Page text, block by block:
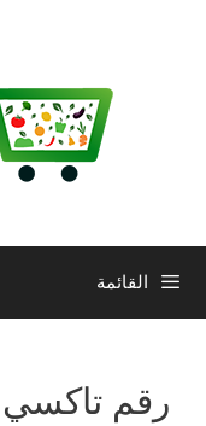
القائمة
رقم